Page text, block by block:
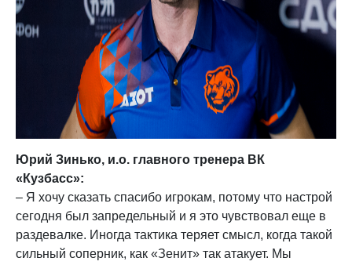
Юрий Зинько, и.о. главного тренера ВК
«Кузбасс»:
– Я хочу сказать спасибо игрокам, потому что настрой
сегодня был запредельный и я это чувствовал еще в
раздевалке. Иногда тактика теряет смысл, когда такой
сильный соперник, как «Зенит» так атакует. Мы